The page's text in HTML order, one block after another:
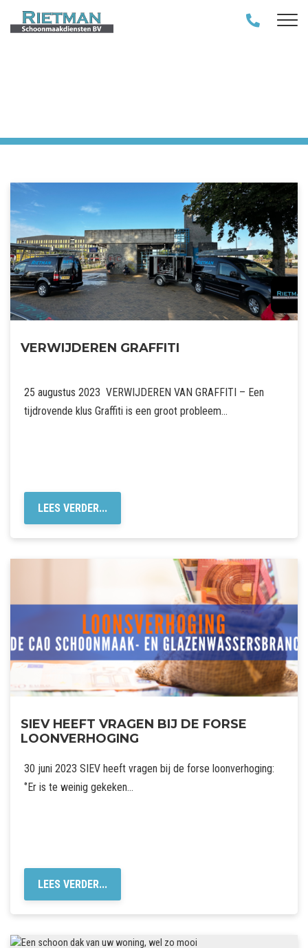
VERWIJDEREN GRAFFITI
25 augustus 2023 VERWIJDEREN VAN GRAFFITI – Een
tijdrovende klus Graffiti is een groot probleem…
LEES VERDER...
SIEV HEEFT VRAGEN BIJ DE FORSE
LOONVERHOGING
30 juni 2023 SIEV heeft vragen bij de forse loonverhoging:
‘’Er is te weinig gekeken…
LEES VERDER...